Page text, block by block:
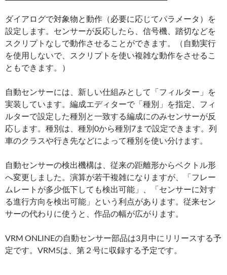
ダイアログで対象物と動作（必要に応じてパラメータ）を
設定します。センサーが反応したら、信号機、踏切などを
スクリプトなしで動作させることができます。（自動実行
を使用しないで、スクリプトを使い複雑な動作をさせるこ
ともできます。）
自動センサーには、新しい仕組みとして「フィルター」を
実装しています。編成エディターで「種別」を指定、フィ
ルターで設定した種別と一致する編成にのみセンサーが反
応します。種別は、種別0から種別7まで設定できます。列
車のクラスや行き先などによって種別を使い分けます。
自動センサーの検出機構は、従来の距離形からベクトル形
へ変更しました。演算が若干複雑になりますが、「フレー
ムレートが多少低下しても検出可能」、「センサーに対す
る進行方向を検出可能」という利点があります。従来セン
サーの代わりに使うと、作品の幅が広がります。
VRM ONLINEの自動センサー部品は3月中にリリースする予
定です。VRM5は、第２号に収録する予定です。